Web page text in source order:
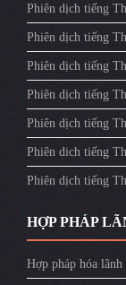
Phiên dịch tiếng
Phiên dịch tiếng
Phiên dịch tiếng
Phiên dịch tiếng
Phiên dịch tiếng
Phiên dich tiếng
Phiên dịch tiếng
HỢP PHÁP
Hợp pháp hóa